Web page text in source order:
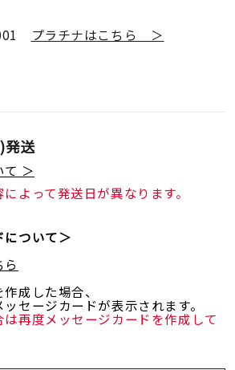
在庫ありのみ すべて表示
プラチナはこちら ＞
発送
＞
よって発送日が異なります。
について＞
成した場合、
セージカードが表示されます。
再度メッセージカードを作成して